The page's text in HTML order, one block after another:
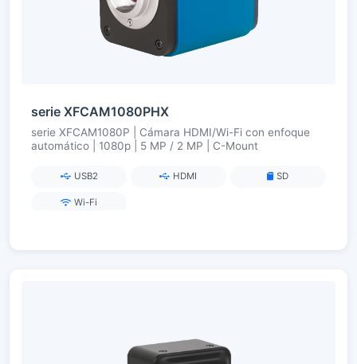
serie XFCAM1080PHX
serie XFCAM1080P | Cámara HDMI/Wi-Fi con enfoque
automático | 1080p | 5 MP / 2 MP | C-Mount
USB2 HDMI SD
Wi-Fi